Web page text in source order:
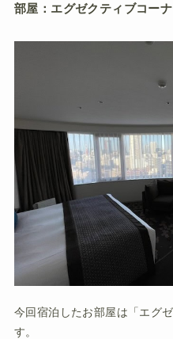
部屋：エグゼクティブコー
今回宿泊したお部屋は「エグ
す。